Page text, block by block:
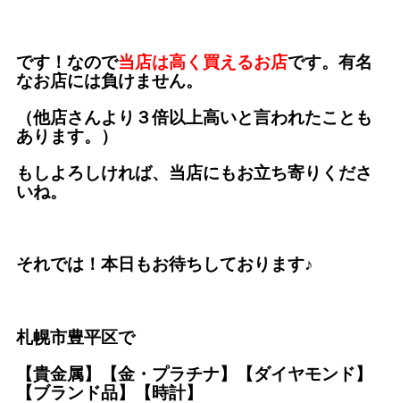
です！なので当店は高く買えるお店です。有名
なお店には負けません。
（他店さんより３倍以上高いと言われたことも
あります。）
もしよろしければ、当店にもお立ち寄りくださ
いね。
それでは！本日もお待ちしております♪
札幌市豊平区で
【貴金属】【金・プラチナ】【ダイヤモンド】
【ブランド品】【時計】